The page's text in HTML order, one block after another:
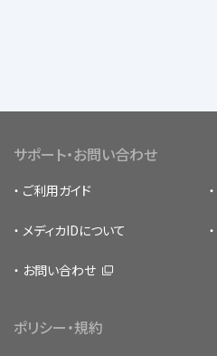
サポート・お問い合わせ
ご利用ガイド
メディカIDについて
お問い合わせ
ポリシー・規約